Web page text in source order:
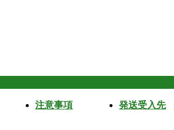
注意事項 発送受入先